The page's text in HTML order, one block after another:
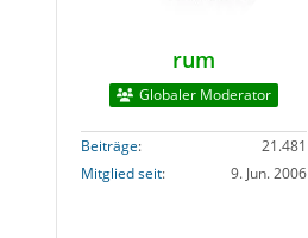
rum
Globaler Moderator
Beiträge
21.481
Mitglied seit
9. Jun. 2006